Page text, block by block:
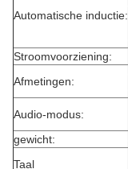
Automatische inductie:
Stroomvoorziening:
Afmetingen:
Audio-modus:
gewicht:
Taal